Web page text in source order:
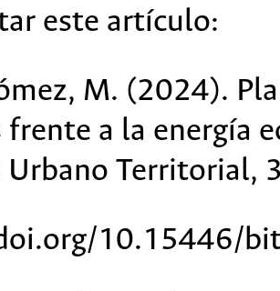
este artículo:
M. (2024).
a la energía
Urbano Territorial,
10.15446/